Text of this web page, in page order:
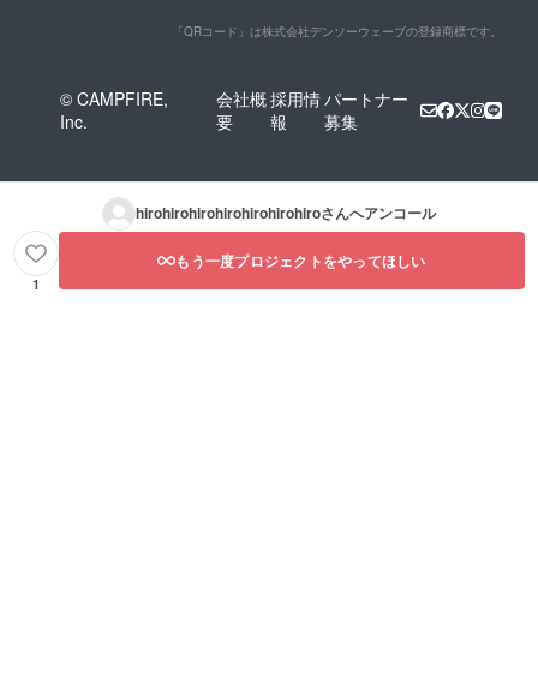
「QRコード」は株式会社デンソーウェーブの登録商標です。
© CAMPFIRE,
Inc.
会社概
要
採用情
報
パートナー
募集
hirohirohirohirohirohirohiroさんへアンコール
1
もう一度プロジェクトをやってほしい